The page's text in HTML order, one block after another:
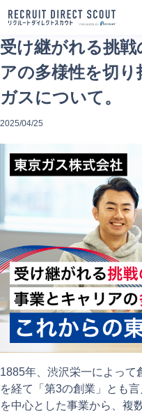
受け継がれる挑戦
アの多様性を切
ガスについて。
2025/04/25
1885年、渋沢栄一によって
を経て「第3の創業」とも
を中心とした事業から、複